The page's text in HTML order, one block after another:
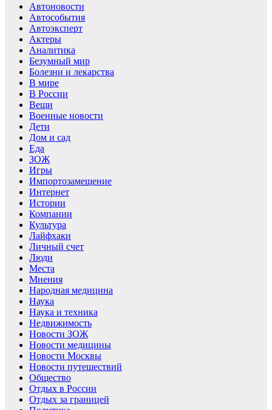
Автоновости
Автособытия
Автоэксперт
Актеры
Аналитика
Безумный мир
Болезни и лекарства
В мире
В России
Вещи
Военные новости
Дети
Дом и сад
Еда
ЗОЖ
Игры
Импортозамещение
Интернет
Истории
Компании
Культура
Лайфхаки
Личный счет
Люди
Места
Мнения
Народная медицина
Наука
Наука и техника
Недвижимость
Новости ЗОЖ
Новости медицины
Новости Москвы
Новости путешествий
Общество
Отдых в России
Отдых за границей